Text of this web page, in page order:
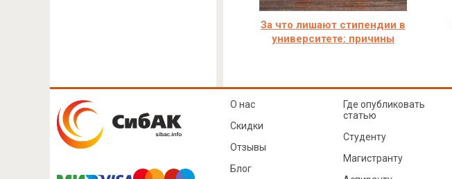
За что лишают стипендии в
университете: причины
О нас
Скидки
Отзывы
Блог
Где опубликовать
статью
Студенту
Магистранту